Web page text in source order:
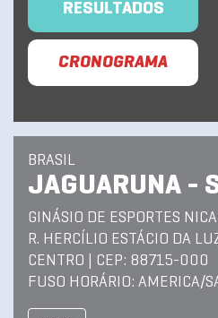
RESULTADOS
CRONOGRAMA
BRASIL
JAGUARUNA -
GINÁSIO DE ESPORTES
R. HERCÍLIO ESTÁCIO DA
CENTRO | CEP: 88715-000
FUSO HORÁRIO: AMERICA/